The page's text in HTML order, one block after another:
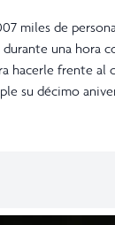
miles de
durante una hora
hacerle frente al
su décimo